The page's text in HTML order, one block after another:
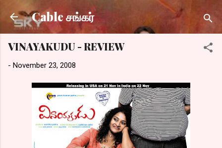
Skip to main content
Cable சங்கர்
VINAYAKUDU - REVIEW
- November 23, 2008